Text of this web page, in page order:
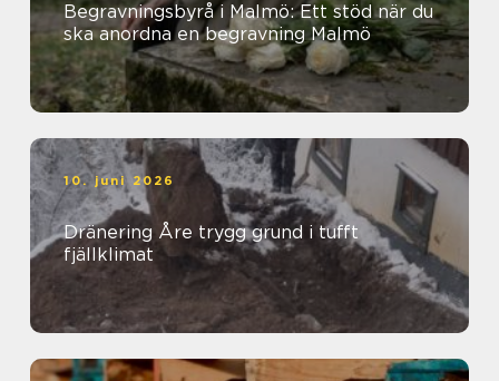
Begravningsbyrå i Malmö: Ett stöd när du
ska anordna en begravning Malmö
10. juni 2026
Dränering Åre trygg grund i tufft
fjällklimat